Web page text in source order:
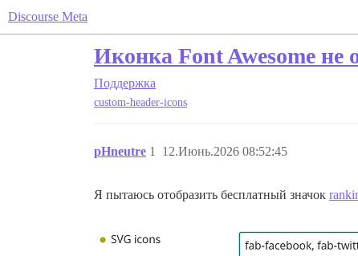
Discourse Meta
Иконка Font Awesome не
Поддержка
custom-header-icons
pHneutre 12.Июнь.2026 08:52:45
1
Я пытаюсь отобразить бесплатный значок